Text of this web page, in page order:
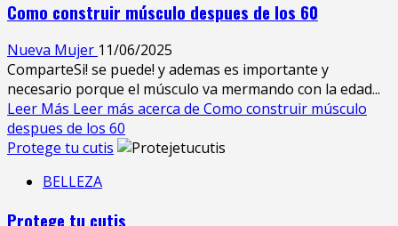
Como construir músculo despues de los 60
Nueva Mujer 11/06/2025
ComparteSi! se puede! y ademas es importante y
necesario porque el músculo va mermando con la edad...
Leer Más Leer más acerca de Como construir músculo
despues de los 60
Protege tu cutis
BELLEZA
Protege tu cutis